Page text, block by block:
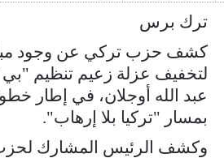
ترك برس
كشف حزب تركي عن وجود
لتخفيف عزلة زعيم تنظيم "بي
عبد الله أوجلان، في إطار
بمسار "تركيا بلا إرهاب".
وكشف الرئيس المشارك